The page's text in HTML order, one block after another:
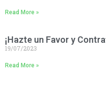
Read More »
¡Hazte un Favor y
19/07/2023
Read More »